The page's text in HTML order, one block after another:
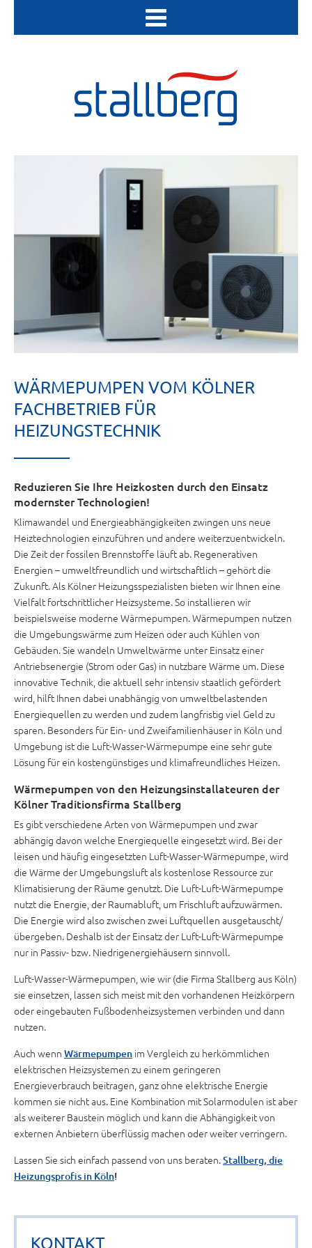
WÄRMEPUMPEN VOM KÖLNER
FACHBETRIEB FÜR
HEIZUNGSTECHNIK
Reduzieren Sie Ihre Heizkosten durch den Einsatz
modernster Technologien!
Klimawandel und Energieabhängigkeiten zwingen uns neue
Heiztechnologien einzuführen und andere weiterzuentwickeln.
Die Zeit der fossilen Brennstoffe läuft ab. Regenerativen
Energien – umweltfreundlich und wirtschaftlich – gehört die
Zukunft. Als Kölner Heizungsspezialisten bieten wir Ihnen eine
Vielfalt fortschrittlicher Heizsysteme.So installieren wir
beispielsweise moderne Wärmepumpen.Wärmepumpen nutzen
die Umgebungswärme zum Heizen oder auch Kühlen von
Gebäuden. Sie wandeln Umweltwärme unter Einsatz einer
Antriebsenergie (Strom oder Gas) in nutzbare Wärme um. Diese
innovative Technik, die aktuell sehr intensiv staatlich gefördert
wird, hilft Ihnen dabei unabhängig von umweltbelastenden
Energiequellen zu werden und zudem langfristig viel Geld zu
sparen. Besonders für Ein- und Zweifamilienhäuser in Köln und
Umgebung ist die Luft-Wasser-Wärmepumpe eine sehr gute
Lösung für ein kostengünstiges und klimafreundliches Heizen.
Wärmepumpen von den Heizungsinstallateuren der
Kölner Traditionsfirma Stallberg
Es gibt verschiedene Arten von Wärmepumpen und zwar
abhängig davon welche Energiequelle eingesetzt wird. Bei der
leisen und häufig eingesetzten Luft-Wasser-Wärmepumpe, wird
die Wärme der Umgebungsluft als kostenlose Ressource zur
Klimatisierung der Räume genutzt. Die Luft-Luft-Wärmepumpe
nutzt die Energie, der Raumabluft, um Frischluft aufzuwärmen.
Die Energie wird also zwischen zwei Luftquellen ausgetauscht/
übergeben. Deshalb ist der Einsatz der Luft-Luft-Wärmepumpe
nur in Passiv- bzw. Niedrigenergiehäusern sinnvoll.
Luft-Wasser-Wärmepumpen, wie wir (die Firma Stallberg aus Köln)
sie einsetzen, lassen sich meist mit den vorhandenen Heizkörpern
oder eingebauten Fußbodenheizsystemen verbinden und dann
nutzen.
Auch wenn Wärmepumpen im Vergleich zu herkömmlichen
elektrischen Heizsystemen zu einem geringeren
Energieverbrauch beitragen, ganz ohne elektrische Energie
kommen sie nicht aus. Eine Kombination mit Solarmodulen ist aber
als weiterer Baustein möglich und kann die Abhängigkeit von
externen Anbietern überflüssig machen oder weiter verringern.
Lassen Sie sich einfach passend von uns beraten.Stallberg, die
Heizungsprofis in Köln!
KONTAKT